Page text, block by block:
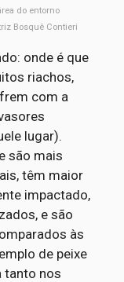
do entorno
Bosquê Contieri
onde é que
riachos,
com a
lugar).
são mais
têm maior
impactado,
e são
às
de peixe
tanto nos